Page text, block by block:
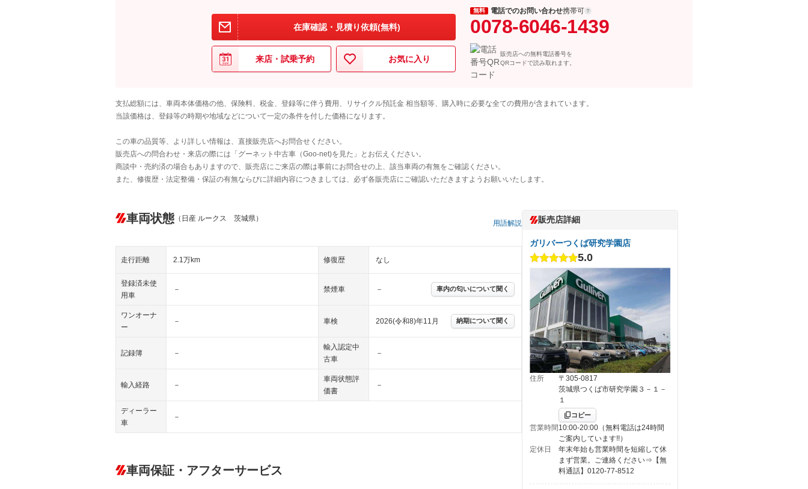
在庫確認・見積り依頼(無料)
来店・試乗予約 お気に入り
無料 電話でのお問い合わせ携帯可
0078-6046-1439
販売店への無料電話番号を
QRコードで読み取れます。
支払総額には、車両本体価格の他、保険料、税金、登録等に伴う費用、リサイクル預託金 相当額等、購入時に必要な全ての費用が含まれています。
当該価格は、登録等の時期や地域などについて一定の条件を付した価格になります。
この車の品質等、より詳しい情報は、直接販売店へお問合せください。
販売店への問合わせ・来店の際には「グーネット中古車（Goo-net)を見た」とお伝えください。
商談中・売約済の場合もありますので、販売店にご来店の際は事前にお問合せの上、該当車両の有無をご確認ください。
また、修復歴・法定整備・保証の有無ならびに詳細内容につきましては、必ず各販売店にご確認いただきますようお願いいたします。
車両状態 （日産 ルークス 茨城県）
用語解説
走行距離 2.1万km 修復歴 なし
登録済未使
用車
－ 禁煙車 － 車内の匂いについて聞く
ワンオーナ
ー
－ 車検 2026(令和8)年11月 納期について聞く
記録簿 －
輸入認定中
古車
－
輸入経路 －
車両状態評
価書
－
ディーラー
車
－
車両保証・アフターサービス
販売店詳細
ガリバーつくば研究学園店
5.0
住所
〒305-0817
茨城県つくば市研究学園３－１－
１
コピー
営業時間 10:00-20:00（無料電話は24時間
ご案内しています!!）
定休日
年末年始も営業時間を短縮して休
まず営業。ご連絡ください⇒【無
料通話】0120-77-8512